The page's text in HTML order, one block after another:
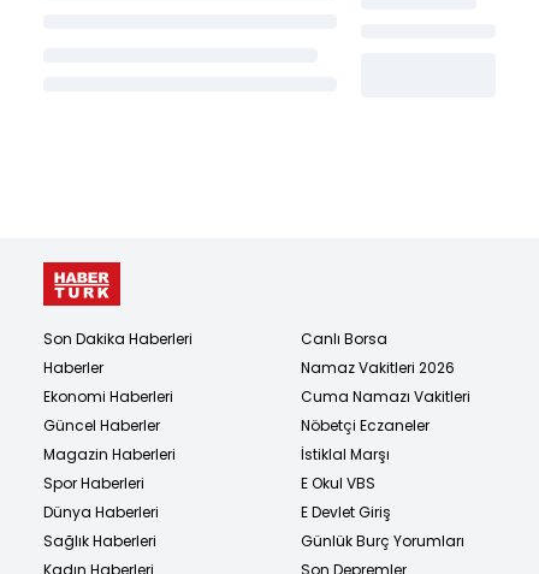
Son Dakika Haberleri
Haberler
Ekonomi Haberleri
Güncel Haberler
Magazin Haberleri
Spor Haberleri
Dünya Haberleri
Sağlık Haberleri
Canlı Borsa
Namaz Vakitleri 2026
Cuma Namazı Vakitleri
Nöbetçi Eczaneler
İstiklal Marşı
E Okul VBS
E Devlet Giriş
Günlük Burç Yorumları